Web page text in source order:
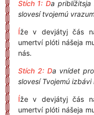
Stích 1: Da priblížitsja
slovesí tvojemú
Íže v devjátyj čás
umertví plóti nášeja
nás.
Stích 2: Da vnídet
slovesí Tvojemú izbávi
Íže v devjátyj čás
umertví plóti nášeja